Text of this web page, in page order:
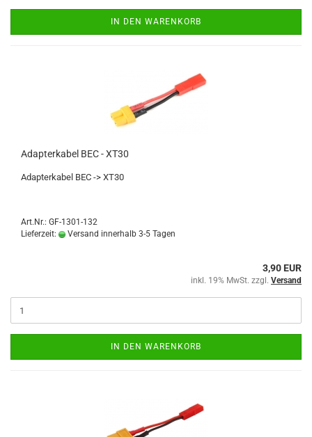
IN DEN WARENKORB
Adapterkabel BEC - XT30
Adapterkabel BEC -> XT30
Art.Nr.: GF-1301-132
Lieferzeit:
Versand innerhalb 3-5 Tagen
3,90 EUR
inkl. 19% MwSt. zzgl. Versand
IN DEN WARENKORB